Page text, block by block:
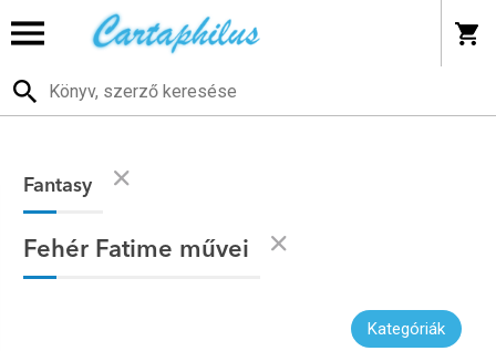
Fantasy
Fehér Fatime művei
Kategóriák